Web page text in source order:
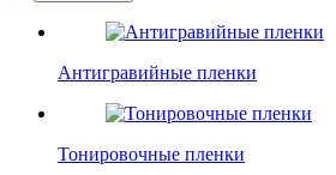
Антигравийные пленки
Тонировочные пленки